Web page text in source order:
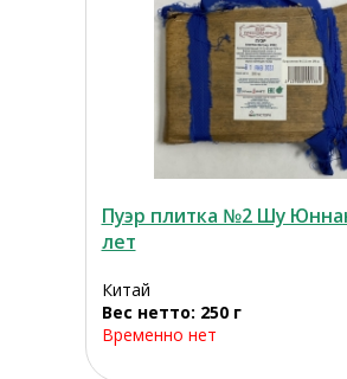
Пуэр плитка №2 Шу
лет
Китай
Вес нетто: 250 г
Временно нет